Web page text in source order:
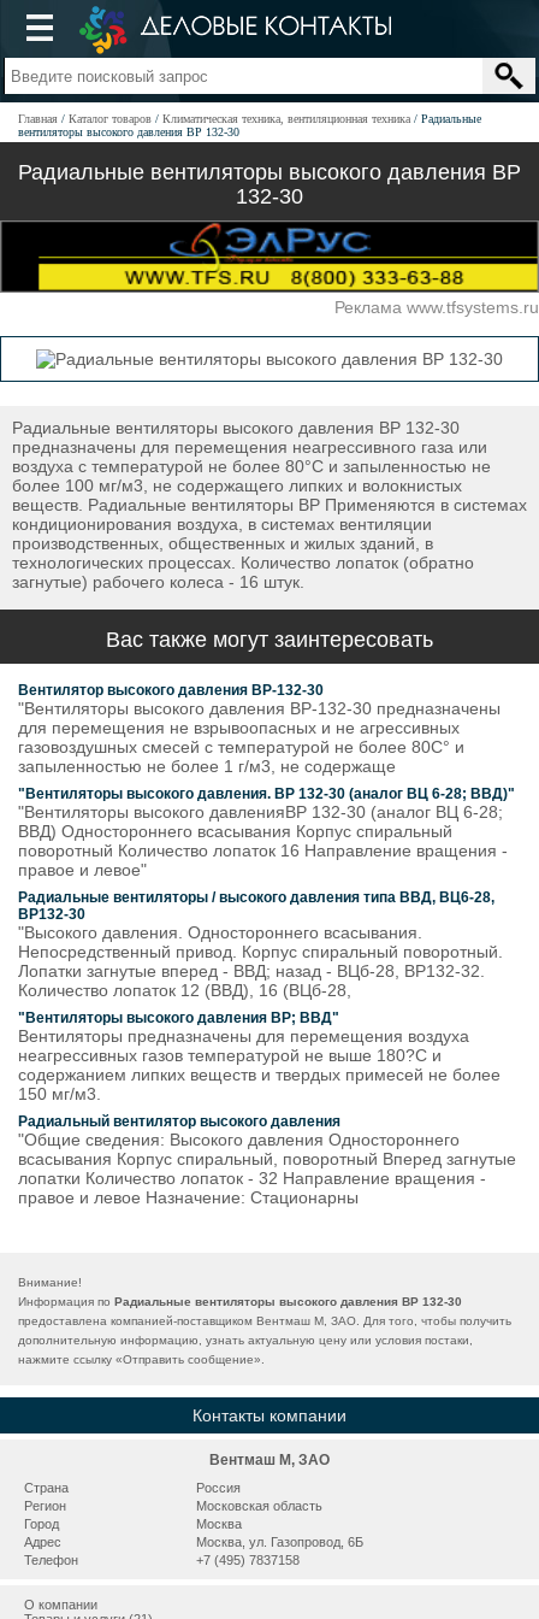
Главная Каталог товаров Климатическая техника, вентиляционная техника
Радиальные
вентиляторы высокого давления ВР 132-30
Радиальные вентиляторы высокого давления ВР
132-30
Реклама www.tfsystems.ru
Радиальные вентиляторы высокого давления ВР 132-30
предназначены для перемещения неагрессивного газа или
воздуха с температурой не более 80°C и запыленностью не
более 100 мг/м3, не содержащего липких и волокнистых
веществ. Радиальные вентиляторы ВР Применяются в системах
кондиционирования воздуха, в системах вентиляции
производственных, общественных и жилых зданий, в
технологических процессах. Количество лопаток (обратно
загнутые) рабочего колеса - 16 штук.
Вас также могут заинтересовать
Вентилятор высокого давления ВР-132-30
"Вентиляторы высокого давления ВР-132-30 предназначены
для перемещения не взрывоопасных и не агрессивных
газовоздушных смесей с температурой не более 80С° и
запыленностью не более 1 г/м3, не содержаще
"Вентиляторы высокого давления. ВР 132-30 (аналог ВЦ 6-28; ВВД)"
"Вентиляторы высокого давленияВР 132-30 (аналог ВЦ 6-28;
ВВД) Одностороннего всасывания Корпус спиральный
поворотный Количество лопаток 16 Направление вращения -
правое и левое"
Радиальные вентиляторы / высокого давления типа ВВД, ВЦ6-28,
ВР132-30
"Высокого давления. Одностороннего всасывания.
Непосредственный привод. Корпус спиральный поворотный.
Лопатки загнутые вперед - ВВД; назад - ВЦб-28, ВР132-32.
Количество лопаток 12 (ВВД), 16 (ВЦб-28,
"Вентиляторы высокого давления ВР; ВВД"
Вентиляторы предназначены для перемещения воздуха
неагрессивных газов температурой не выше 180?С и
содержанием липких веществ и твердых примесей не более
150 мг/м3.
Радиальный вентилятор высокого давления
"Общие сведения: Высокого давления Одностороннего
всасывания Корпус спиральный, поворотный Вперед загнутые
лопатки Количество лопаток - 32 Направление вращения -
правое и левое Назначение: Стационарны
Внимание!
Информация по Радиальные вентиляторы высокого давления ВР 132-30
предоставлена компанией-поставщиком Вентмаш М, ЗАО. Для того, чтобы получить
дополнительную информацию, узнать актуальную цену или условия постаки,
нажмите ссылку «Отправить сообщение».
Контакты компании
Вентмаш М, ЗАО
Страна
Россия
Регион
Московская область
Город
Москва
Адрес
Москва, ул. Газопровод, 6Б
Телефон
+7 (495) 7837158
О компании